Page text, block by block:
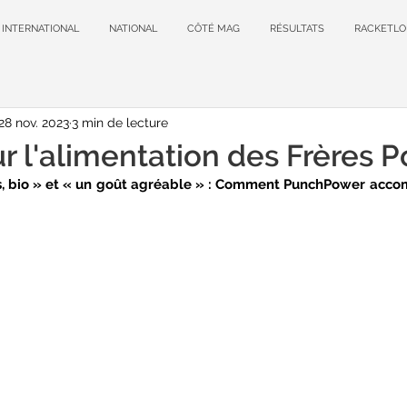
INTERNATIONAL NATIONAL CÔTÉ MAG RÉSULTATS
l'alimentation des Frères
nov. 20233 min de lecture
bio » et « un goût agréable » : Comment PunchPower